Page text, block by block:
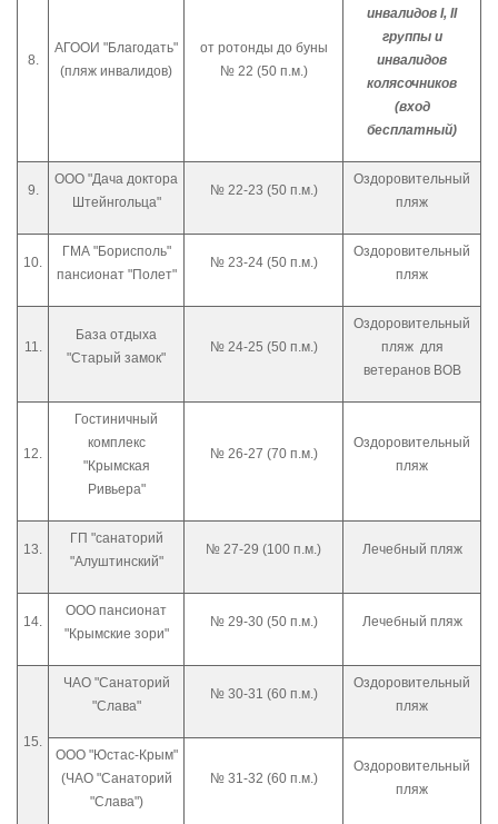
8.
АГООИ "Благодать"
(пляж инвалидов)
от ротонды до буны
№ 22 (50 п.м.)
инвалидов I, II
группы и
инвалидов
колясочников
(вход
бесплатный)
9.
ООО "Дача доктора
Штейнгольца"
№ 22-23 (50 п.м.)
Оздоровительный
пляж
10.
ГМА "Борисполь"
пансионат "Полет"
№ 23-24 (50 п.м.)
Оздоровительный
пляж
11.
База отдыха
"Старый замок"
№ 24-25 (50 п.м.)
Оздоровительный
пляж для
ветеранов ВОВ
12.
Гостиничный
комплекс
"Крымская
Ривьера"
№ 26-27 (70 п.м.)
Оздоровительный
пляж
13.
ГП "санаторий
"Алуштинский"
№ 27-29 (100 п.м.) Лечебный пляж
14.
ООО пансионат
"Крымские зори"
№ 29-30 (50 п.м.) Лечебный пляж
15.
ЧАО "Санаторий
"Слава"
№ 30-31 (60 п.м.)
Оздоровительный
пляж
ООО "Юстас-Крым"
(ЧАО "Санаторий
"Слава")
№ 31-32 (60 п.м.)
Оздоровительный
пляж